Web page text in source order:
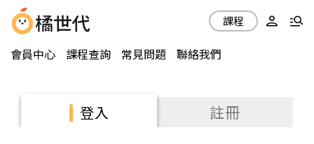
會員中心 課程查詢 常見問題 聯絡我們
課程
登入 註冊